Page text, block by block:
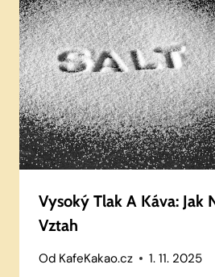
Vysoký Tlak A Káva: Jak
Vztah
Od KafeKakao.cz 1. 11. 2025